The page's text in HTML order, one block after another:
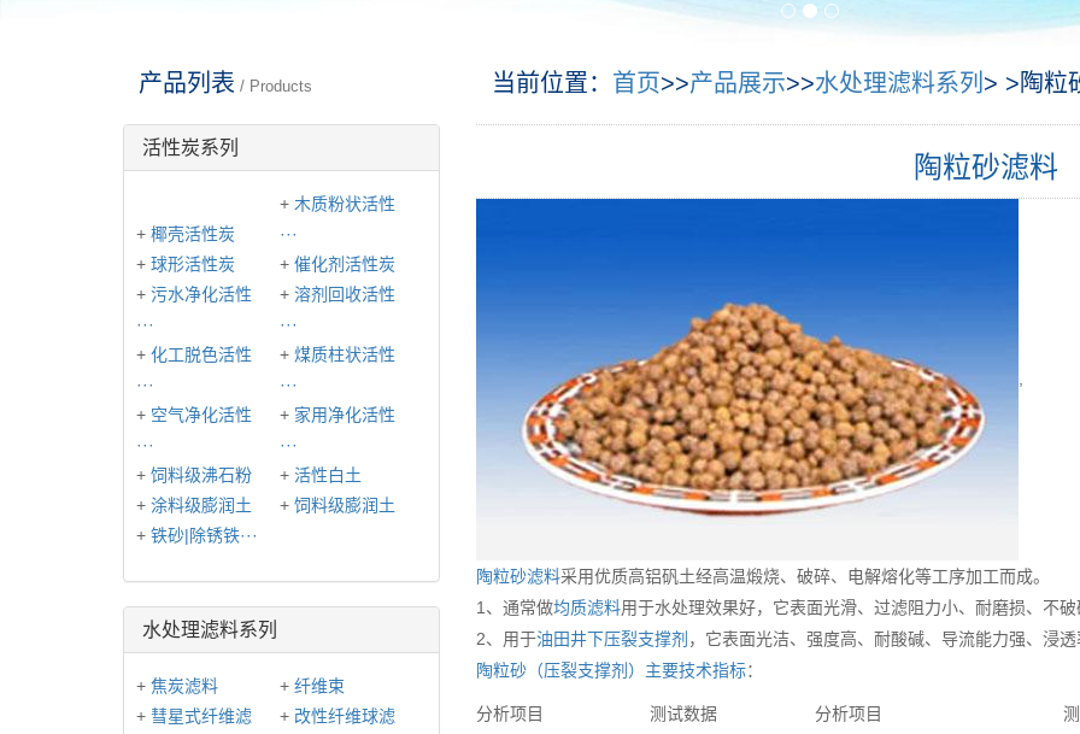
当前位置： 首页>>产品展示>>水处理滤料系列 > >陶粒
陶粒砂滤料
陶粒砂滤料采用优质高铝矾土经高温煅烧、破碎、电解熔化等工序加工而成。
1、通常做均质滤料用于水处理效果好，它表面光滑、过滤阻力小、耐磨损、不
2、用于油田井下压裂支撑剂 ，它表面光洁、强度高、耐酸碱、导流能力强、浸
陶粒砂（压裂支撑剂）主要技术指标：
分析项目 测试数据 分析项目
产品列表 / Products
活性炭系列
+ 椰壳活性炭
+ 木质粉状活性
···
+ 球形活性炭 +催化剂活性炭
+ 污水净化活性
···
+溶剂回收活性
···
+ 化工脱色活性
···
+煤质柱状活性
···
+ 空气净化活性
···
+ 家用净化活性
···
+ 饲料级沸石粉 +活性白土
+ 涂料级膨润土 +饲料级膨润土
+ 铁砂|除锈铁···
水处理滤料系列
+ 焦炭滤料 +纤维束
+ 彗星式纤维滤
+ 改性纤维球滤